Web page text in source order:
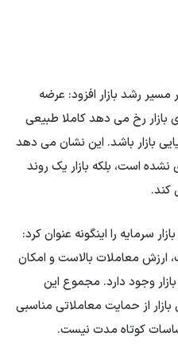
رشد بازار افزود: عرضه
بازار رخ می دهد کاملا طبیعی
بازار باشد. این نشان می دهد
نشده است، بلکه بازار یک روند
کند.
سرمایه را اینگونه عنوان کرد:
ارزش معاملات بالاست و امکان
وجود دارد. مجموع این
از حمایت معاملاتی مناسبی
کوتاه مدت نیست.